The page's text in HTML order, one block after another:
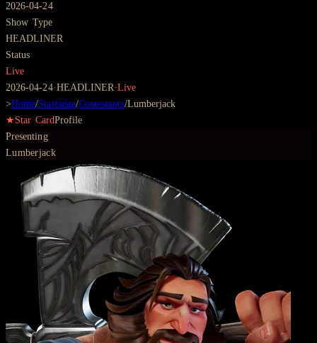
2026-04-24
Show Type
HEADLINER
Status
Live
2026-04-24·HEADLINER·Live
>Home/Startseite/Contestants/Lumberjack
★Star CardProfile
Presenting
Lumberjack